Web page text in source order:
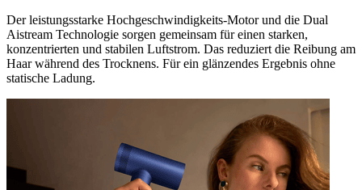
Der leistungsstarke Hochgeschwindigkeits-Motor und die Dual
Aistream Technologie sorgen gemeinsam für einen starken,
konzentrierten und stabilen Luftstrom. Das reduziert die Reibung am
Haar während des Trocknens. Für ein glänzendes Ergebnis ohne
statische Ladung.